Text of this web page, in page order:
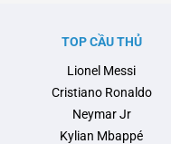
gia đã quyết định tẩy chay sự
TOP CẦU THỦ
Lionel Messi
Cristiano Ronaldo
Neymar Jr
Kylian Mbappé